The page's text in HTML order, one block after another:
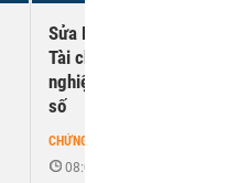
Sửa Luật Chứng khoán: Bộ
Tài chính tham khảo kinh
nghiệm quản lý AI, tài sản
số
CHỨNG KHOÁN
08:03 | 15/07/2026